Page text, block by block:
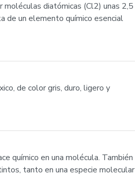
diatómicas (Cl2) unas 2,5
de un elemento químico esencial
de color gris, duro, ligero y
químico en una molécula. También
tanto en una especie molecular